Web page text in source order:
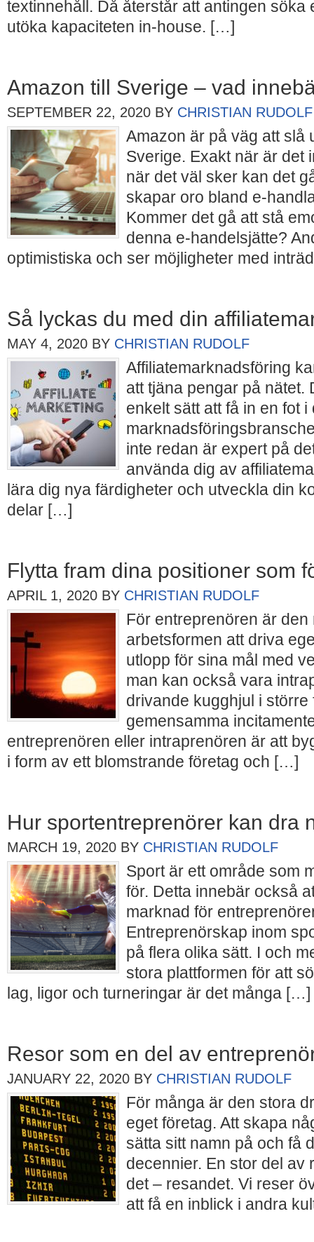
textinnehåll. Då återstår att antingen söka
utöka kapaciteten in-house. […]
Amazon till Sverige – vad
SEPTEMBER 22, 2020 BY CHRISTIAN RUDOLF
Amazon är på väg att slå
Sverige. Exakt när är det
när det väl sker kan det
skapar oro bland e-
Kommer det gå att stå
denna e-handelsjätte?
optimistiska och ser möjligheter med
Så lyckas du med din
MAY 4, 2020 BY CHRISTIAN RUDOLF
Affiliatemarknadsföring
att tjäna pengar på nätet.
enkelt sätt att få in en fot i
inte redan är expert på
använda dig av
lära dig nya färdigheter och utveckla din
delar […]
Flytta fram dina positioner som
APRIL 1, 2020 BY CHRISTIAN RUDOLF
För entreprenören är den
arbetsformen att driva
utlopp för sina mål med
man kan också vara
drivande kugghjul i större
gemensamma
entreprenören eller intraprenören är att
i form av ett blomstrande företag och […]
Hur sportentreprenörer kan dra
MARCH 19, 2020 BY CHRISTIAN RUDOLF
Sport är ett område som
för. Detta innebär också
marknad för
Entreprenörskap inom
på flera olika sätt. I och
stora plattformen för att
lag, ligor och turneringar är det många […]
Resor som en del av
JANUARY 22, 2020 BY CHRISTIAN RUDOLF
För många är den stora
eget företag. Att skapa
sätta sitt namn på och få
decennier. En stor del av
det – resandet. Vi reser
att få en inblick i andra